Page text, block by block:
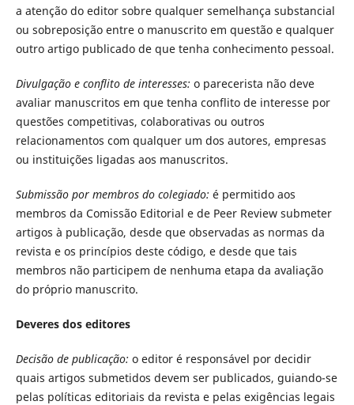
a atenção do editor sobre qualquer semelhança substancial
ou sobreposição entre o manuscrito em questão e qualquer
outro artigo publicado de que tenha conhecimento pessoal.
Divulgação e conflito de interesses: o parecerista não deve
avaliar manuscritos em que tenha conflito de interesse por
questões competitivas, colaborativas ou outros
relacionamentos com qualquer um dos autores, empresas
ou instituições ligadas aos manuscritos.
Submissão por membros do colegiado: é permitido aos
membros da Comissão Editorial e de Peer Review submeter
artigos à publicação, desde que observadas as normas da
revista e os princípios deste código, e desde que tais
membros não participem de nenhuma etapa da avaliação
do próprio manuscrito.
Deveres dos editores
Decisão de publicação: o editor é responsável por decidir
quais artigos submetidos devem ser publicados, guiando-se
pelas políticas editoriais da revista e pelas exigências legais